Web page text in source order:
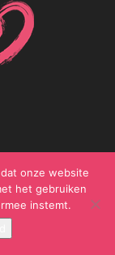
2017 - 2021
onze website
het gebruiken
instemt.